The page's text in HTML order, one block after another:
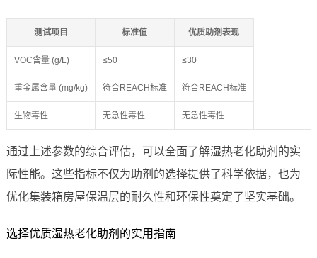
测试项目 标准值 优质助剂表现
VOC含量 (g/L) ≤50 ≤30
重金属含量 (mg/kg) 符合REACH标准 符合REACH标准
生物毒性 无急性毒性 无急性毒性
通过上述参数的综合评估，可以全面了解湿热老化助剂的实
际性能。这些指标不仅为助剂的选择提供了科学依据，也为
优化集装箱房屋保温层的耐久性和环保性奠定了坚实基础。
选择优质湿热老化助剂的实用指南